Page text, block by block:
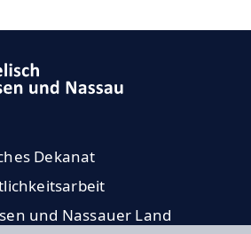
Dekanat
und Nassauer Land